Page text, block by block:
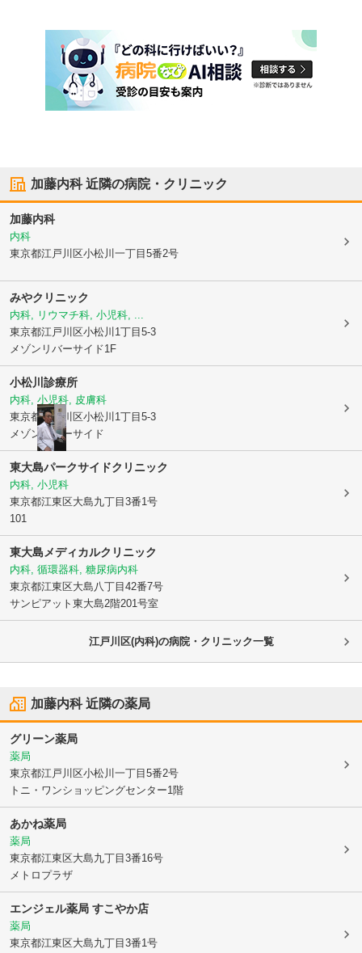
加藤内科近隣の病院・クリニック
加藤内科
内科
東京都江戸川区小松川一丁目5番2号
みやクリニック
内科, リウマチ科, 小児科, ...
東京都江戸川区小松川1丁目5-3
メゾンリバーサイド1F
小松川診療所
内科, 小児科, 皮膚科
東京都江戸川区小松川1丁目5-3
メゾンリバーサイド
東大島パークサイドクリニック
内科, 小児科
東京都江東区大島九丁目3番1号
101
東大島メディカルクリニック
内科, 循環器科, 糖尿病内科
東京都江東区大島八丁目42番7号
サンピアット東大島2階201号室
江戸川区(内科)の病院・クリニック一覧
加藤内科近隣の薬局
グリーン薬局
薬局
東京都江戸川区小松川一丁目5番2号
トニ・ワンショッピングセンター1階
あかね薬局
薬局
東京都江東区大島九丁目3番16号
メトロプラザ
エンジェル薬局 すこやか店
薬局
東京都江東区大島九丁目3番1号